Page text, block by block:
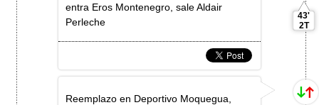
entra Eros Montenegro, sale Aldair
Perleche
43'
2T
Reemplazo en Deportivo Moquegua,